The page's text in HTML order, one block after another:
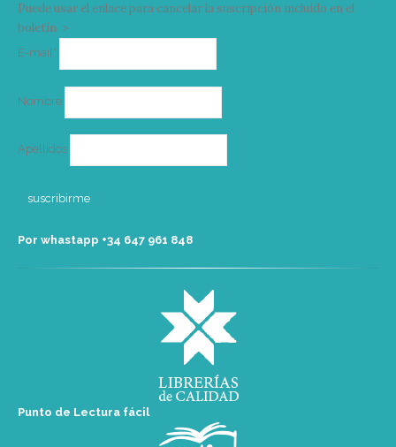
Puede usar el enlace para cancelar la suscripción incluido en el
boletín. >
E-mail*
Nombre
Apellidos
Por whastapp +34 ‭647 961 848‬
Punto de Lectura fácil